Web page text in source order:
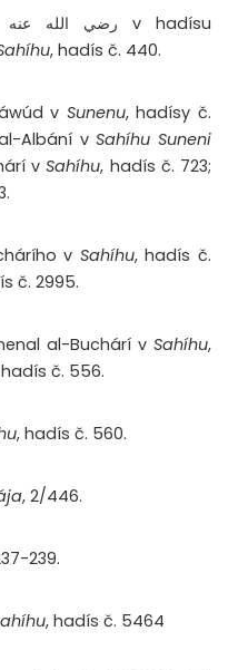
, hadís č. 440.
v Sunenu, hadísy č.
Albání vSahíhu Suneni
vSahíhu, hadís č. 723;
v Sahíhu, hadís č.
č. 2995.
al-Buchárí v Sahíhu,
č. 556.
, hadís č. 560.
, 2/446.
239.
, hadís č. 5464